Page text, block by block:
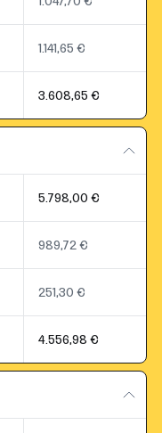
1.141,65 €
3.608,65 €
5.798,00 €
989,72 €
251,30 €
4.556,98 €